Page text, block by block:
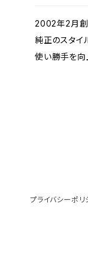
2002年2月創
純正のスタイ
使い勝手を向
プライバシーポリ